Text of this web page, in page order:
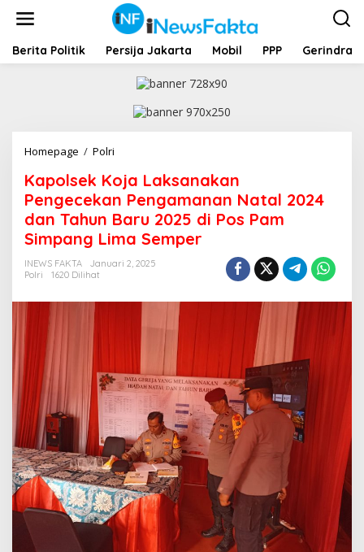
t
Berita Politik Persija Jakarta Mobil PPP Gerindra
Homepage / Polri
p
o
l
s
e
K
s
a
n
a
k
n
P
e
n
g
e
Kapolsek Koja Laksanakan
Pengecekan Pengamanan Natal 2024
dan Tahun Baru 2025 di Pos Pam
Simpang Lima Semper
INEWS FAKTA
Januari 2, 2025
Polri
1620 Dilihat